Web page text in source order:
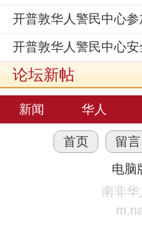
制负责
开普敦华人警民中心
制负责
开普敦华人警民中心安
论坛新帖
新闻 华人
首页 留言
电脑
南非华